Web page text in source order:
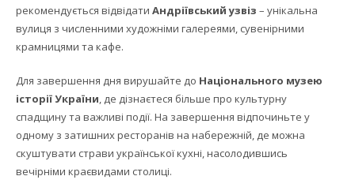
рекомендується відвідати Андріївський узвіз – унікальна
вулиця з численними художніми галереями, сувенірними
крамницями та кафе.
Для завершення дня вирушайте до Національного музею
історії України , де дізнаєтеся більше про культурну
спадщину та важливі події. На завершення відпочиньте у
одному з затишних ресторанів на набережній, де можна
скуштувати страви української кухні, насолодившись
вечірніми краєвидами столиці.